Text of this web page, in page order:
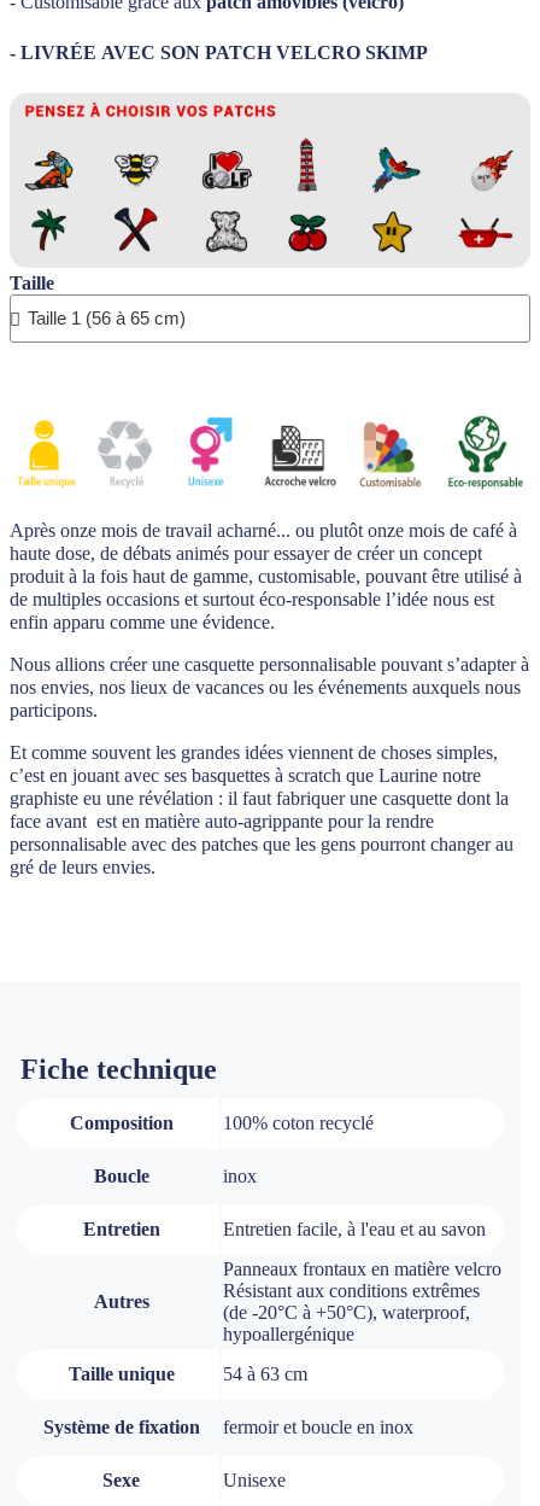
- LIVRÉE AVEC SON PATCH VELCRO SKIMP
Taille
Après onze mois de travail acharné... ou plutôt onze mois de café à
haute dose, de débats animés pour essayer de créer un concept
produit à la fois haut de gamme, customisable, pouvant être utilisé à
de multiples occasions et surtout éco-responsable l’idée nous est
enfin apparu comme une évidence.
Nous allions créer une casquette personnalisable pouvant s’adapter à
nos envies, nos lieux de vacances ou les événements auxquels nous
participons.
Et comme souvent les grandes idées viennent de choses simples,
c’est en jouant avec ses basquettes à scratch que Laurine notre
graphiste eu une révélation : il faut fabriquer une casquette dont la
face avant est en matière auto-agrippante pour la rendre
personnalisable avec des patches que les gens pourront changer au
gré de leurs envies.
Fiche technique
Composition 100% coton recyclé
Boucle inox
Entretien Entretien facile, à l'eau et au savon
Autres
Panneaux frontaux en matière velcro
Résistant aux conditions extrêmes
(de -20°C à +50°C), waterproof,
hypoallergénique
Taille unique
54 à 63 cm
Système de fixation fermoir et boucle en inox
Sexe Unisexe